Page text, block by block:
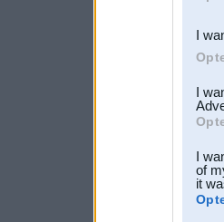
third
I
I
I
of
it